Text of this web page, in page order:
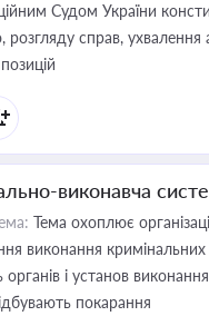
Судом України
розгляду справ, ухвалення
виконавча
Тема охоплює
виконання
органів і установ
покарання